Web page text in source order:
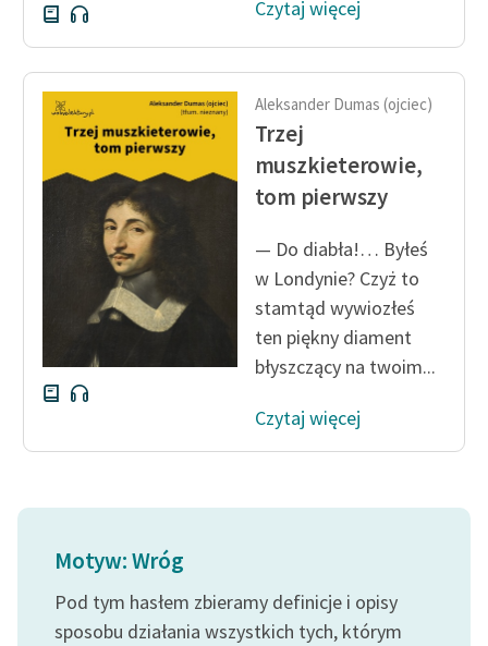
Feministyczne inspiracje.
Popularyzacja
skandynawskiej literatury
feministycznej
Ręce pełne poezji
Kolekcje edukacyjne
twórców przechodzących
do domeny publicznej,
lektur szkolnych oraz
Starego Testamentu
Odkurzamy bohaterów
Szkoła Poezji Wolnych
Lektur
O nas
Czytaj więcej
Aleksander Dumas (ojciec)
Trzej
muszkieterowie,
tom pierwszy
— Do diabła!… Byłeś
w Londynie? Czyż to
stamtąd wywiozłeś
ten piękny diament
błyszczący na twoim...
Czytaj więcej
Motyw: Wróg
Pod tym hasłem zbieramy definicje i opisy
sposobu działania wszystkich tych, którym